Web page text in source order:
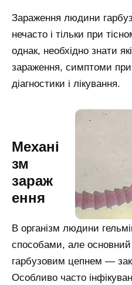
Зараження людини
нечасто і тільки при
однак, необхідно знати
зараження, симптоми при
діагностики і лікування.
Механі
зм
зараж
ення
В організм людини
способами, але
гарбузовим цепнем —
Особливо часто